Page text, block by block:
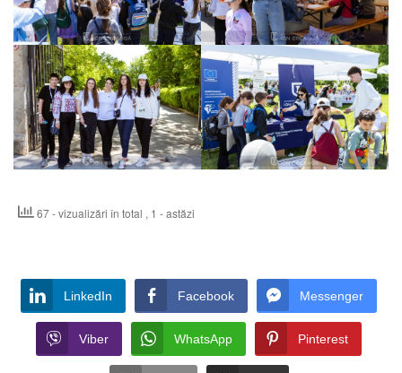
67 - vizualizări în total , 1 - astăzi
LinkedIn Facebook Messenger
Viber WhatsApp Pinterest